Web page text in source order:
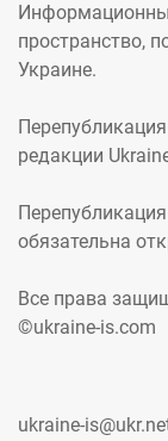
пространство,
Украине.
редакции
обязательна
Все права
©ukraine-is.com
ukraine-